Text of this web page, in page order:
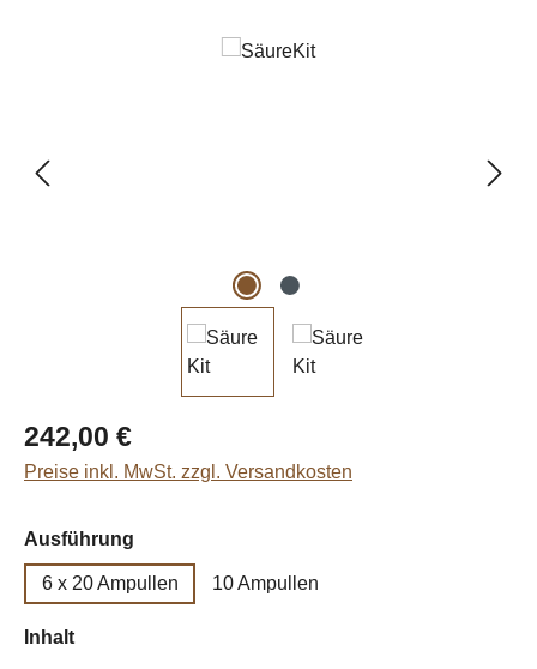
Bildergalerie überspringen
Regulärer Preis:
242,00 €
Preise inkl. MwSt. zzgl. Versandkosten
Ausführung
6 x 20 Ampullen 10 Ampullen
Inhaltauswählen